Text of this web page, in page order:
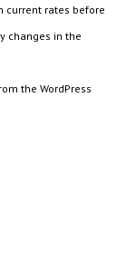
current rates before
changes in the
the WordPress